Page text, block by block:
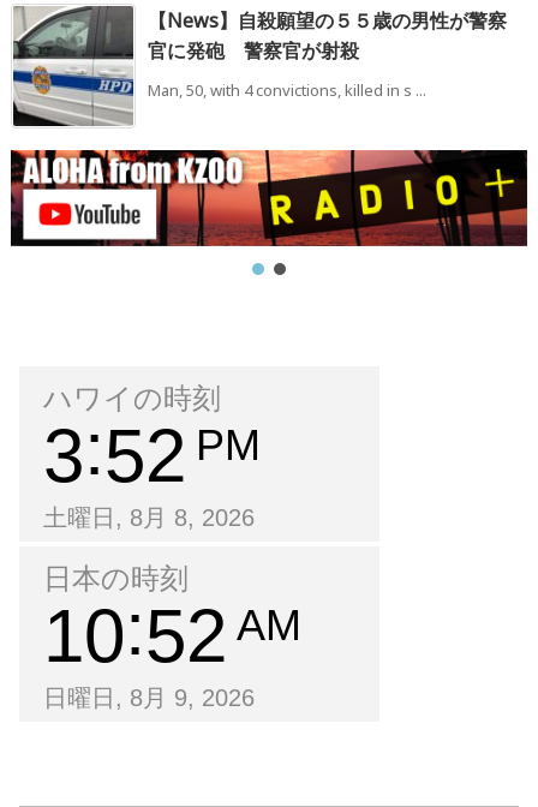
【News】自殺願望の５５歳の男性が警察
官に発砲 警察官が射殺
Man, 50, with 4 convictions, killed in s ...
ハワイの時刻
3 52 PM
土曜日, 8月 8, 2026
日本の時刻
10 52 AM
日曜日, 8月 9, 2026